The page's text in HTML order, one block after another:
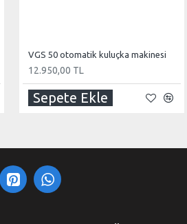
VGS 50 otomatik kuluçka makinesi
12.950,00 TL
Sepete Ekle